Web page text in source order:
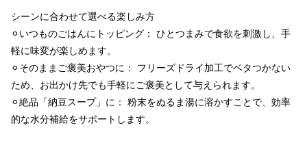
シーンに合わせて選べる楽しみ方
⚪︎いつものごはんにトッピング： ひとつまみで食欲を刺激し、手
軽に味変が楽しめます。
⚪︎そのままご褒美おやつに： フリーズドライ加工でベタつかない
ため、お出かけ先でも手軽にご褒美として与えられます。
⚪︎絶品「納豆スープ」に： 粉末をぬるま湯に溶かすことで、効率
的な水分補給をサポートします。